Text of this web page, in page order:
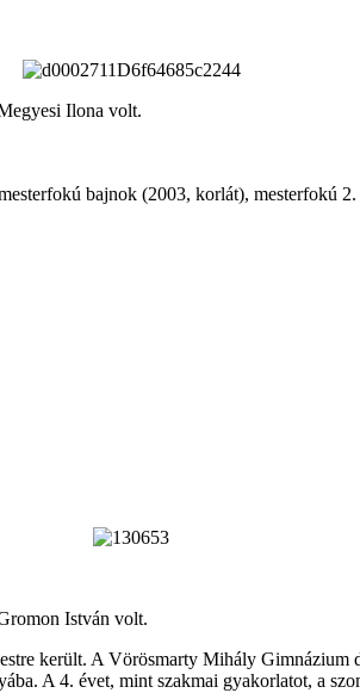
Ilona volt.
bajnok (2003, korlát), mesterfokú 2.
István volt.
került. A Vörösmarty Mihály Gimnázium
A 4. évet, mint szakmai gyakorlatot, a